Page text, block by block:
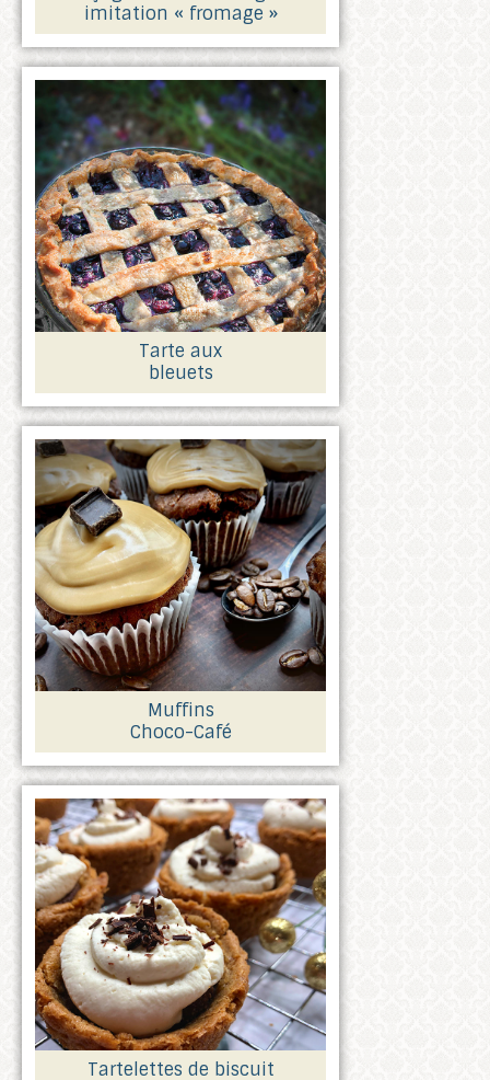
imitation « fromage »
Tarte aux
bleuets
Muffins
Choco-Café
Tartelettes de biscuit